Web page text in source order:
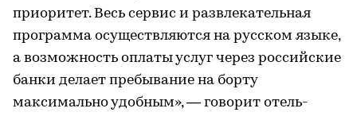
приоритет. Весь сервис и развлекательная
программа осуществляются на русском языке,
а возможность оплаты услуг через российские
банки делает пребывание на борту
максимально удобным», — говорит отель-